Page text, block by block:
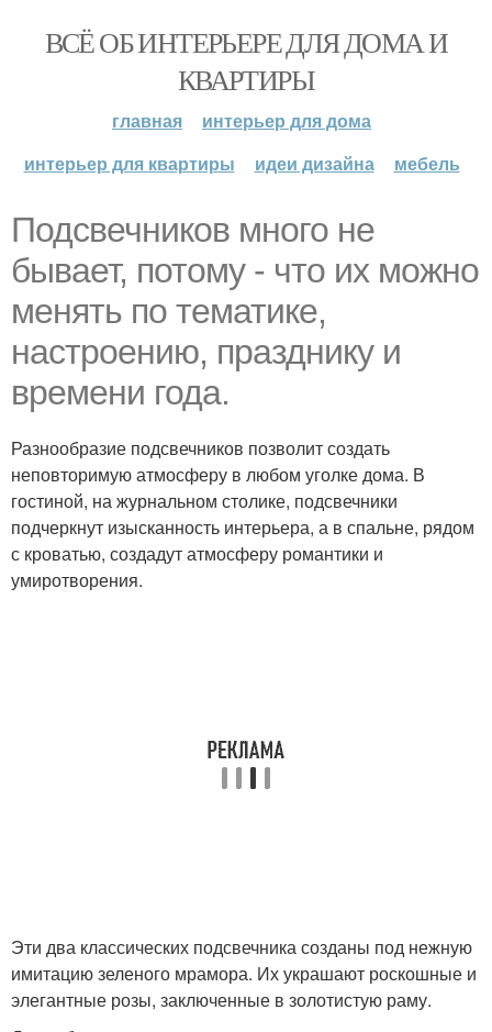
ВСЁ ОБ ИНТЕРЬЕРЕ ДЛЯ ДОМА И
КВАРТИРЫ
главная
интерьер для дома
интерьер для квартиры
идеи дизайна мебель
Подсвечников много не
бывает, потому - что их можно
менять по тематике,
настроению, празднику и
времени года.
Разнообразие подсвечников позволит создать
неповторимую атмосферу в любом уголке дома. В
гостиной, на журнальном столике, подсвечники
подчеркнут изысканность интерьера, а в спальне, рядом
с кроватью, создадут атмосферу романтики и
умиротворения.
Эти два классических подсвечника созданы под нежную
имитацию зеленого мрамора. Их украшают роскошные и
элегантные розы, заключенные в золотистую раму.